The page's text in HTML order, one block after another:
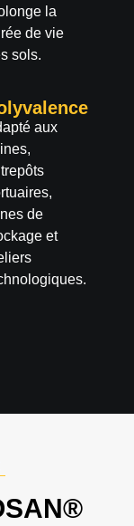
la
de vie
sols.
aux
de
et